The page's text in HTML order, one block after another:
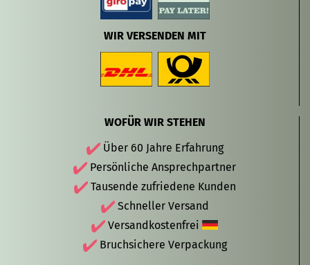
WIR VERSENDEN MIT
WOFÜR WIR STEHEN
Über 60 Jahre Erfahrung
Persönliche Ansprechpartner
Tausende zufriedene Kunden
Schneller Versand
Versandkostenfrei
Bruchsichere Verpackung